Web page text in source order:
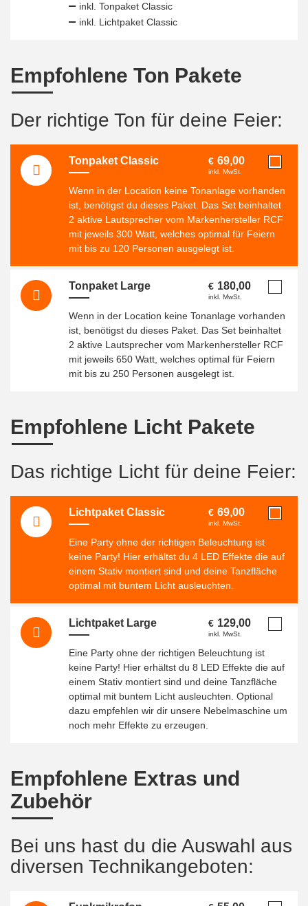
inkl. Tonpaket Classic
inkl. Lichtpaket Classic
Empfohlene Ton Pakete
Der richtige Ton für deine Feier:
Tonpaket Classic € 69,00
inkl. MwSt.
Wenn in der Location keine Tonanlage vorhanden
ist, benötigst du dieses Paket. Das Set beinhaltet
2 aktive Lautsprecher vom Markenhersteller RCF
mit jeweils 300 Watt, welches optimal für Feiern
mit bis zu 120 Personen ausgelegt ist.
Tonpaket Large € 180,00
inkl. MwSt.
Wenn in der Location keine Tonanlage vorhanden
ist, benötigst du dieses Paket. Das Set beinhaltet
2 aktive Lautsprecher vom Markenhersteller RCF
mit jeweils 650 Watt, welches optimal für Feiern
mit bis zu 250 Personen ausgelegt ist.
Empfohlene Licht Pakete
Das richtige Licht für deine Feier:
Lichtpaket Classic € 69,00
inkl. MwSt.
Eine Party ohne der richtigen Beleuchtung ist
keine Party! Hier erhältst du 4 LED Effekte die auf
einem Stativ montiert sind und deine Tanzfläche
optimal mit buntem Licht ausleuchten.
Lichtpaket Large € 129,00
inkl. MwSt.
Eine Party ohne der richtigen Beleuchtung ist
keine Party! Hier erhältst du 8 LED Effekte die auf
einem Stativ montiert sind und deine Tanzfläche
optimal mit buntem Licht ausleuchten. Optional
dazu empfehlen wir dir unsere Nebelmaschine um
noch mehr Effekte zu erzeugen.
Empfohlene Extras und
Zubehör
Bei uns hast du die Auswahl aus
diversen Technikangeboten: